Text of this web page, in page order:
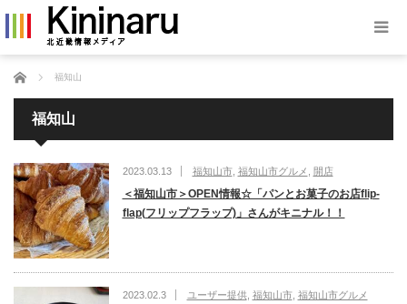
ホーム 福知山
福知山
2023.03.13 福知山市, 福知山市グルメ 開店
＜福知山市＞OPEN情報☆「パンとお菓子のお店flip-
flap(フリップフラップ)」さんがキニナル！！
2023.02.3 ユーザー提供, 福知山市, 福知山市グルメ